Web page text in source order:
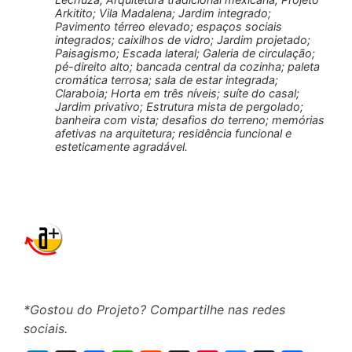
Arkitito; Vila Madalena; Jardim integrado;
Pavimento térreo elevado; espaços sociais
integrados; caixilhos de vidro; Jardim projetado;
Paisagismo; Escada lateral; Galeria de circulação;
pé-direito alto; bancada central da cozinha; paleta
cromática terrosa; sala de estar integrada;
Claraboia; Horta em três níveis; suíte do casal;
Jardim privativo; Estrutura mista de pergolado;
banheira com vista; desafios do terreno; memórias
afetivas na arquitetura; residência funcional e
esteticamente agradável.
*Gostou do Projeto? Compartilhe nas redes
sociais.